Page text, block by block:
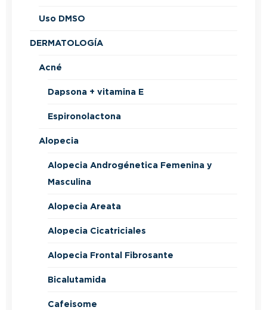
Uso DMSO
DERMATOLOGÍA
Acné
Dapsona + vitamina E
Espironolactona
Alopecia
Alopecia Androgénetica Femenina y
Masculina
Alopecia Areata
Alopecia Cicatriciales
Alopecia Frontal Fibrosante
Bicalutamida
Cafeisome